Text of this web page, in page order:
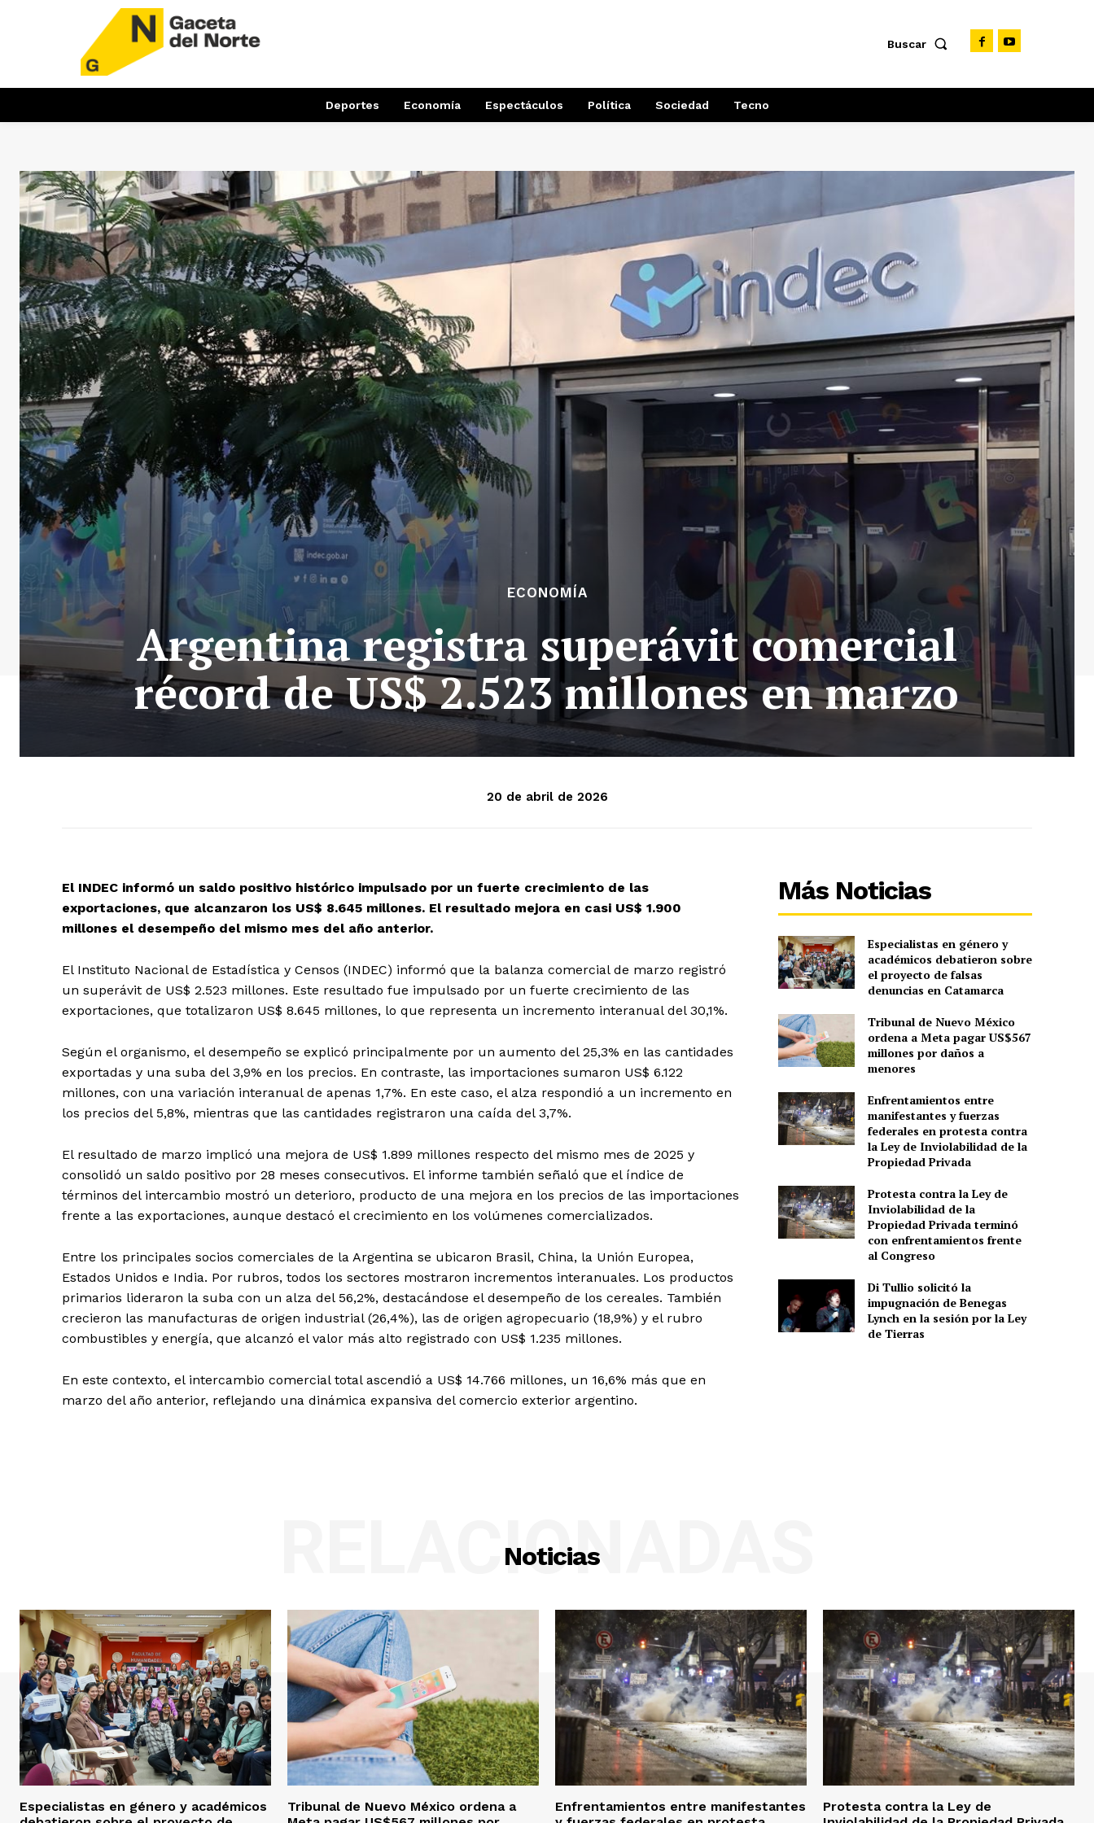
Buscar
Deportes Economía Espectáculos Política Sociedad Tecno
ECONOMÍA
Argentina registra superávit comercial
récord de US$ 2.523 millones en marzo
20 de abril de 2026
El INDEC informó un saldo positivo histórico impulsado por un fuerte crecimiento de las
exportaciones, que alcanzaron los US$ 8.645 millones. El resultado mejora en casi US$ 1.900
millones el desempeño del mismo mes del año anterior.
El Instituto Nacional de Estadística y Censos (INDEC) informó que la balanza comercial de marzo registró
un superávit de US$ 2.523 millones. Este resultado fue impulsado por un fuerte crecimiento de las
exportaciones, que totalizaron US$ 8.645 millones, lo que representa un incremento interanual del 30,1%.
Según el organismo, el desempeño se explicó principalmente por un aumento del 25,3% en las cantidades
exportadas y una suba del 3,9% en los precios. En contraste, las importaciones sumaron US$ 6.122
millones, con una variación interanual de apenas 1,7%. En este caso, el alza respondió a un incremento en
los precios del 5,8%, mientras que las cantidades registraron una caída del 3,7%.
El resultado de marzo implicó una mejora de US$ 1.899 millones respecto del mismo mes de 2025 y
consolidó un saldo positivo por 28 meses consecutivos. El informe también señaló que el índice de
términos del intercambio mostró un deterioro, producto de una mejora en los precios de las importaciones
frente a las exportaciones, aunque destacó el crecimiento en los volúmenes comercializados.
Entre los principales socios comerciales de la Argentina se ubicaron Brasil, China, la Unión Europea,
Estados Unidos e India. Por rubros, todos los sectores mostraron incrementos interanuales. Los productos
primarios lideraron la suba con un alza del 56,2%, destacándose el desempeño de los cereales. También
crecieron las manufacturas de origen industrial (26,4%), las de origen agropecuario (18,9%) y el rubro
combustibles y energía, que alcanzó el valor más alto registrado con US$ 1.235 millones.
En este contexto, el intercambio comercial total ascendió a US$ 14.766 millones, un 16,6% más que en
marzo del año anterior, reflejando una dinámica expansiva del comercio exterior argentino.
Más Noticias
Especialistas en género y
académicos debatieron sobre
el proyecto de falsas
denuncias en Catamarca
Tribunal de Nuevo México
ordena a Meta pagar US$567
millones por daños a
menores
Enfrentamientos entre
manifestantes y fuerzas
federales en protesta contra
la Ley de Inviolabilidad de la
Propiedad Privada
Protesta contra la Ley de
Inviolabilidad de la
Propiedad Privada terminó
con enfrentamientos frente
al Congreso
Di Tullio solicitó la
impugnación de Benegas
Lynch en la sesión por la Ley
de Tierras
Noticias
RELACIONADAS
Especialistas en género y académicos
Tribunal de Nuevo México ordena a
Enfrentamientos entre manifestantes
Protesta contra la Ley de